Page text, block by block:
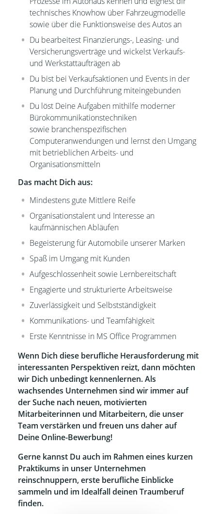
technisches Knowhow über Fahrzeugmodelle
sowie über die Funktionsweise des Autos an
Du bearbeitest Finanzierungs-, Leasing- und
Versicherungsverträge und wickelst Verkaufs-
und Werkstattaufträgen ab
Du bist bei Verkaufsaktionen und Events in der
Planung und Durchführung miteingebunden
Du löst Deine Aufgaben mithilfe moderner
Bürokommunikationstechniken
sowie branchenspezifischen
Computeranwendungen und lernst den Umgang
mit betrieblichen Arbeits- und
Organisationsmitteln
Das macht Dich aus:
Mindestens gute Mittlere Reife
Organisationstalent und Interesse an
kaufmännischen Abläufen
Begeisterung für Automobile unserer Marken
Spaß im Umgang mit Kunden
Aufgeschlossenheit sowie Lernbereitschaft
Engagierte und strukturierte Arbeitsweise
Zuverlässigkeit und Selbstständigkeit
Kommunikations- und Teamfähigkeit
Erste Kenntnisse in MS Office Programmen
Wenn Dich diese berufliche Herausforderung mit
interessanten Perspektiven reizt, dann möchten
wir Dich unbedingt kennenlernen. Als
wachsendes Unternehmen sind wir immer auf
der Suche nach neuen, motivierten
Mitarbeiterinnen und Mitarbeitern, die unser
Team verstärken und freuen uns daher auf
Deine Online-Bewerbung!
Gerne kannst Du auch im Rahmen eines kurzen
Praktikums in unser Unternehmen
reinschnuppern, erste berufliche Einblicke
sammeln und im Idealfall deinen Traumberuf
finden.